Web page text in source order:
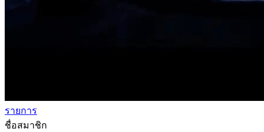
รายการ
ชื่อสมาชิก